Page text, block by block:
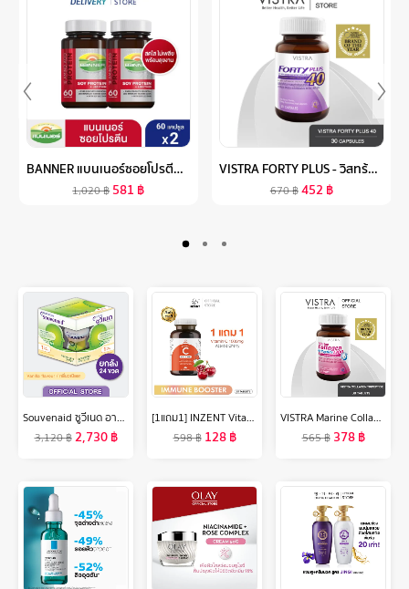
BANNER แบนเนอร์ซอยโปรตีน “สดใส ไม่เพลีย พร้อมลุยงาน” 60 แคปซูล แพ็ค 2 กระปุก
1,020฿ 581 ฿
VISTRA FORTY PLUS - วิสทร้า ผลิตภัณฑ์เสริมอาหารผงจมูกถั่วเหลืองผสมสารสกัดจากตังกุย, วิตามินรวม และน้ำมันอีฟนิ่งพริมโรส (30 เม็ด)
670฿452฿
Souvenaid ซูวีเนด อาหารสำหรับผู้ที่มีอาการอัลไซเมอร์ระยะเริ่มแรก กลิ่นวานิลลา ยกลัง (24ขวดx125 มล.) (อาหารทางการแพทย์)
3,120฿2,730฿
[1แถม1] INZENT Vitamin C 1000mg. วิตามินซี 1000มก. (30 เม็ด) วิตามินซี 1000 มิลลิกรัม Acerola Cherry ผิว
598฿ 128฿
VISTRA Marine Collagen TriPeptide 1300 & Coenzyme Q10 - วิสทร้า มารีน คอลลาเจน ไตรเปปไทด์ 1300 แอนด์ โคเอนไซม์ คิวเท็น พลัส (30 เม็ด)
565฿ 378฿